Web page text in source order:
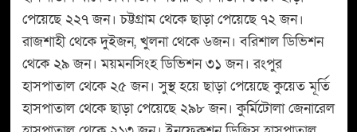
পেয়েছে ২২৭ জন। চট্টগ্রাম থেকে ছাড়া পেয়েছে ৭২ জন।
রাজশাহী থেকে দুইজন, খুলনা থেকে ৬জন। বরিশাল ডিভিশন
থেকে ২৯ জন। ময়মনসিংহ ডিভিশন ৩১ জন। রংপুর
হাসপাতাল থেকে ২৫ জন। সুস্থ হয়ে ছাড়া পেয়েছে কুয়েত মূর্তি
হাসপাতাল থেকে ছাড়া পেয়েছে ২৯৮ জন। কুর্মিটোলা জেনারেল